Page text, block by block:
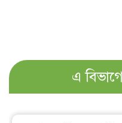
এ